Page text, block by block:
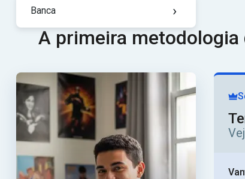
Banca ›
A primeira metodologia